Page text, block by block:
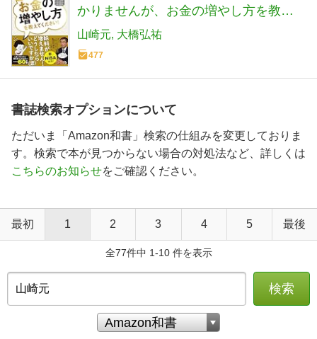
かりませんが、お金の増やし方を教え
てください！
山崎元 大橋弘祐
477
書誌検索オプションについて
ただいま「Amazon和書」検索の仕組みを変更しておりま
す。検索で本が見つからない場合の対処法など、詳しくは
こちらのお知らせをご確認ください。
最初 1 2 3 4 5 最後
全77件中 1-10 件を表示
検索